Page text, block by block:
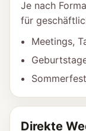
Je nach
für
Meetings,
Direkte